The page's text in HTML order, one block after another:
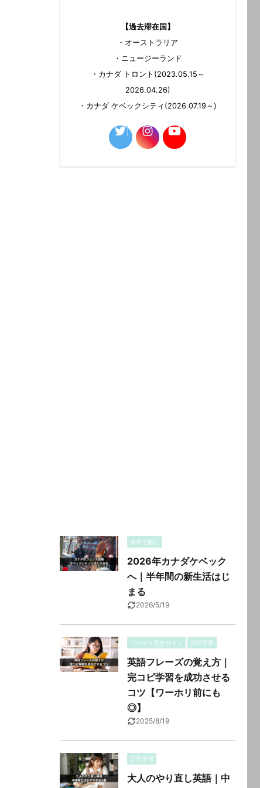
【過去滞在国】
・オーストラリア
・ニュージーランド
・カナダ トロント(2023.05.15～
2026.04.26)
・カナダ ケベックシティ(2026.07.19～)
海外で働く
2026年カナダケベック
へ｜半年間の新生活はじ
まる
2026/5/19
ワーホリ完全ガイド 語学学習
英語フレーズの覚え方｜
完コピ学習を成功させる
コツ【ワーホリ前にも
◎】
2025/8/19
語学学習
大人のやり直し英語｜中